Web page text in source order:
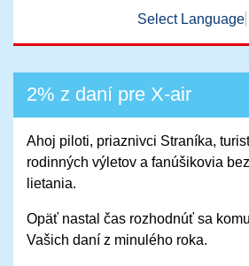
Select Language
2% z daní pre X-air
Ahoj piloti, priaznivci Straníka,
rodinných výletov a fanúšikovia
lietania.
Opäť nastal čas rozhodnúť sa
Vašich daní z minulého roka.